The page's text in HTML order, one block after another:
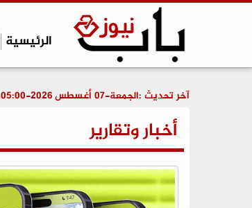
الرئيسية
آخر تحديث :الجمعة-07 أغسطس 2026-05:00ص
أخبار وتقارير